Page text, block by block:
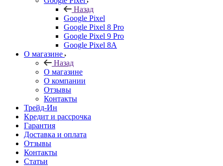
Назад
Google Pixel
Google Pixel 8 Pro
Google Pixel 9 Pro
Google Pixel 8A
О магазине
Назад
О магазине
О компании
Отзывы
Контакты
Трейд-Ин
Кредит и рассрочка
Гарантия
Доставка и оплата
Отзывы
Контакты
Статьи